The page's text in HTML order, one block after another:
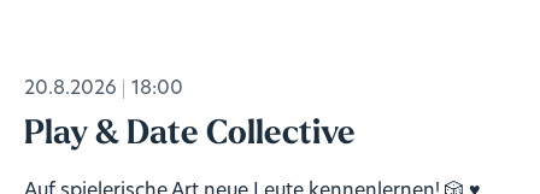
20.8.2026 18:00
Play & Date Collective